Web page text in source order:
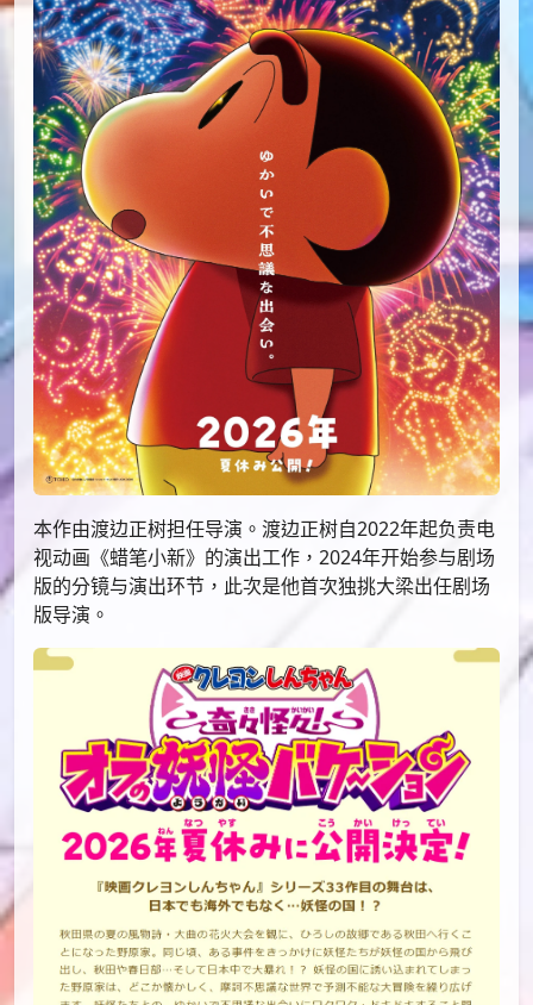
本作由渡边正树担任导演。渡边正树自2022年起负责电
视动画《蜡笔小新》的演出工作，2024年开始参与剧场
版的分镜与演出环节，此次是他首次独挑大梁出任剧场
版导演。